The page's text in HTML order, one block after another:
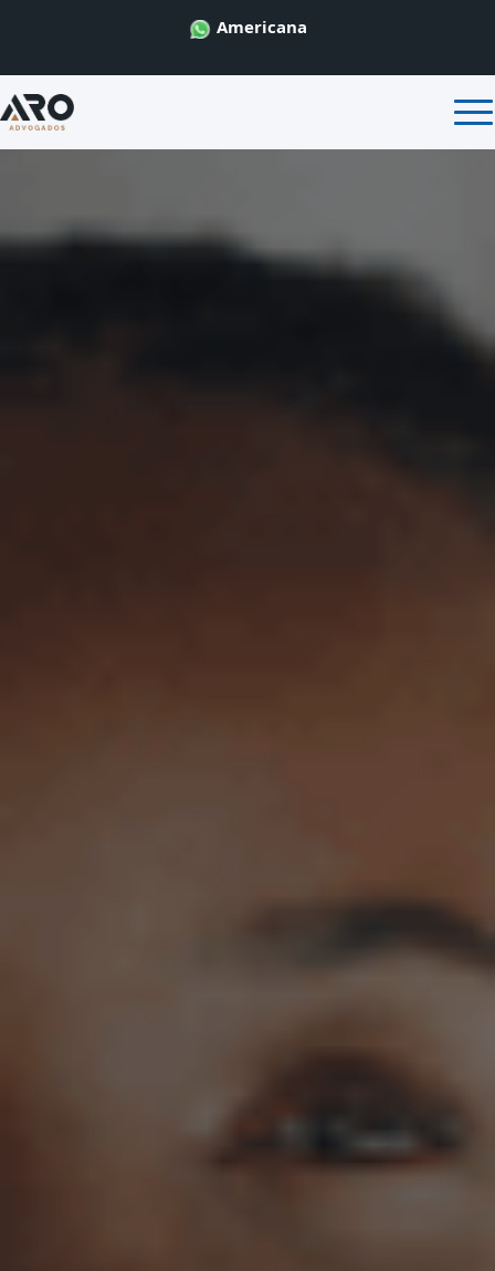
Americana